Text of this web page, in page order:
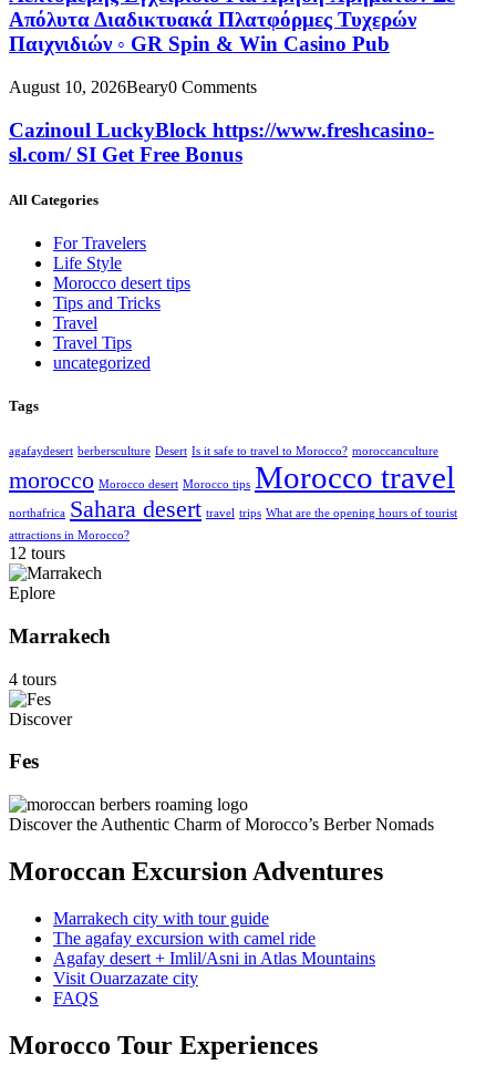
Απόλυτα Διαδικτυακά Πλατφόρμες Τυχερών
Παιχνιδιών ◦ GR Spin & Win Casino Pub
August 10, 2026Beary0 Comments
Cazinoul LuckyBlock https://www.freshcasino-
sl.com/ SI Get Free Bonus
All Categories
For Travelers
Life Style
Morocco desert tips
Tips and Tricks
Travel
Travel Tips
uncategorized
Tags
agafaydesert berbersculture Desert Is it safe to travel to Morocco? moroccanculture
morocco Morocco desert Morocco tips Morocco travel
northafrica Sahara desert travel trips What are the opening hours of tourist
attractions in Morocco?
12 tours
Eplore
Marrakech
4 tours
Discover
Fes
Discover the Authentic Charm of Morocco’s Berber Nomads
Moroccan Excursion Adventures
Marrakech city with tour guide
The agafay excursion with camel ride
Agafay desert + Imlil/Asni in Atlas Mountains
Visit Ouarzazate city
FAQS
Morocco Tour Experiences